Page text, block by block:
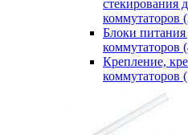
стекирования
коммутаторов
Блоки
коммутаторов
Крепление,
коммутаторов